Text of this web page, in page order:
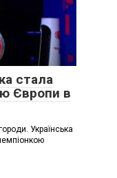
стала
Європи в
Українська